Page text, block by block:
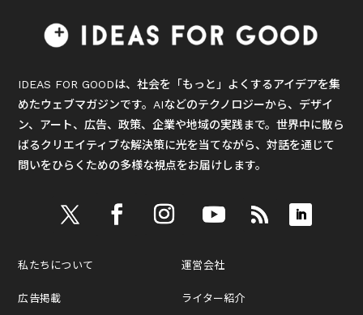
IDEAS FOR GOODは、社会を「もっと」よくするアイデアを集
めたウェブマガジンです。AIなどのテクノロジーから、デザイ
ン、アート、広告、政策、企業や地域の実践まで。世界中に散ら
ばるクリエイティブな解決策に光を当てながら、対話を通じて
問いをひらくための多様な視点をお届けします。
私たちについて
広告掲載
運営会社
ライター紹介